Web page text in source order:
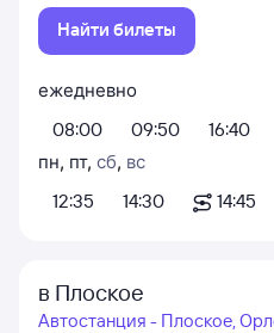
Найти билеты
ежедневно
08:00
09:50 16:40
пн, пт, сб, вс
12:35
14:30 14:45
в Плоское
Автостанция - Плоское,